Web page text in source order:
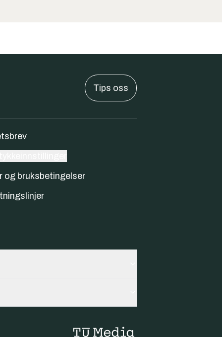
Tips oss
og bruksbetingelser